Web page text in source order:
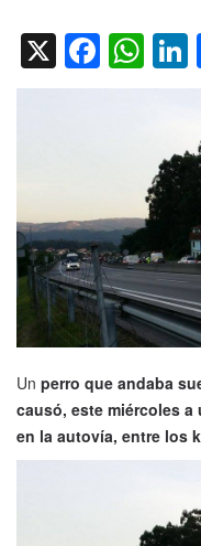
X
Un perro que andaba
causó, este miércoles
en la autovía, entre los